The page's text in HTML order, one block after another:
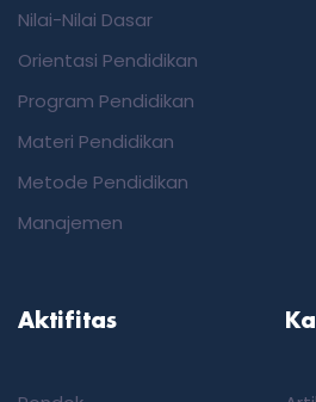
Nilai-Nilai Dasar
Orientasi Pendidikan
Program Pendidikan
Materi Pendidikan
Metode Pendidikan
Manajemen
Aktifitas